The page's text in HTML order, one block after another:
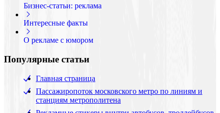
Бизнес-статьи: реклама
Интересные факты
О рекламе с юмором
Популярные статьи
Главная страница
Пассажиропоток московского метро по линиям и
станциям метрополитена